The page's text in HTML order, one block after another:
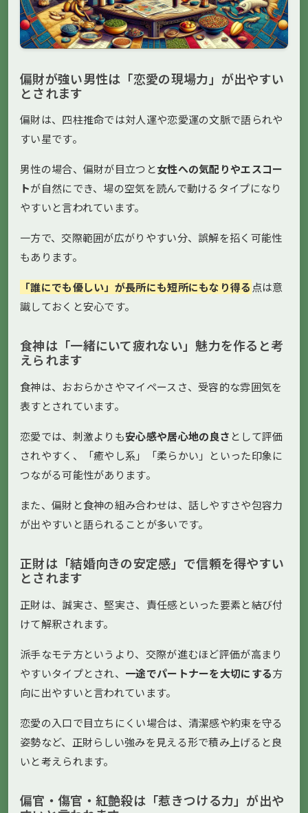
偏財が強い男性は「恋愛の現場力」が出やすい
とされます
偏財は、四柱推命では対人運や恋愛運の文脈で語られや
すい星です。
男性の場合、偏財が目立つと女性への気配りやエスコー
トが自然にでき、場の空気を読んで動けるタイプになり
やすいと言われています。
一方で、交際範囲が広がりやすい分、誤解を招く可能性
もあります。
「誰にでも優しい」が長所にも短所にもなり得る 点は意
識しておくと安心です。
食神は「一緒にいて疲れない」魅力を作ると考
えられます
食神は、おおらかさやマイペースさ、受容的な雰囲気を
表すとされています。
恋愛では、刺激よりも安心感や居心地の良さ として評価
されやすく、「癒やし系」「柔らかい」といった印象に
つながる可能性があります。
また、偏財と食神の組み合わせは、話しやすさや包容力
が出やすいと語られることが多いです。
正財は「結婚向きの安定感」で信頼を得やすい
とされます
正財は、誠実さ、堅実さ、責任感といった要素と結び付
けて解釈されます。
派手なモテ方というより、交際が進むほど評価が高まり
やすいタイプとされ、 一途でパートナーを大切にする方
向に出やすいと言われています。
恋愛の入口で目立ちにくい場合は、清潔感や約束を守る
姿勢など、正財らしい強みを見える形で積み上げると良
いと考えられます。
偏官・傷官・紅艶殺は「惹きつける力」が出や